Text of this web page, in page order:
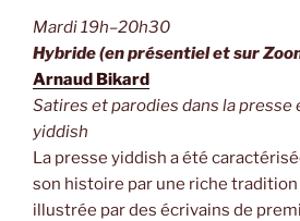
Mardi 19h–20h30
Hybride (en présentiel et sur
Arnaud Bikard
Satires et parodies dans la
yiddish
La presse yiddish a été
son histoire par une riche
illustrée par des écrivains de